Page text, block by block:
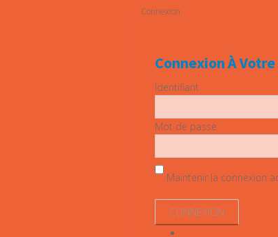
Connexion
Connexion À
Identifiant
Mot de passe
Maintenir la connexion